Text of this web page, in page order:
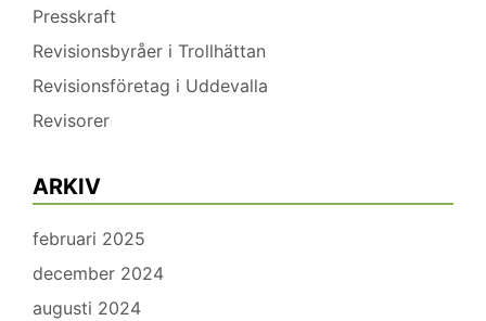
Presskraft
Revisionsbyråer i Trollhättan
Revisionsföretag i Uddevalla
Revisorer
ARKIV
februari 2025
december 2024
augusti 2024